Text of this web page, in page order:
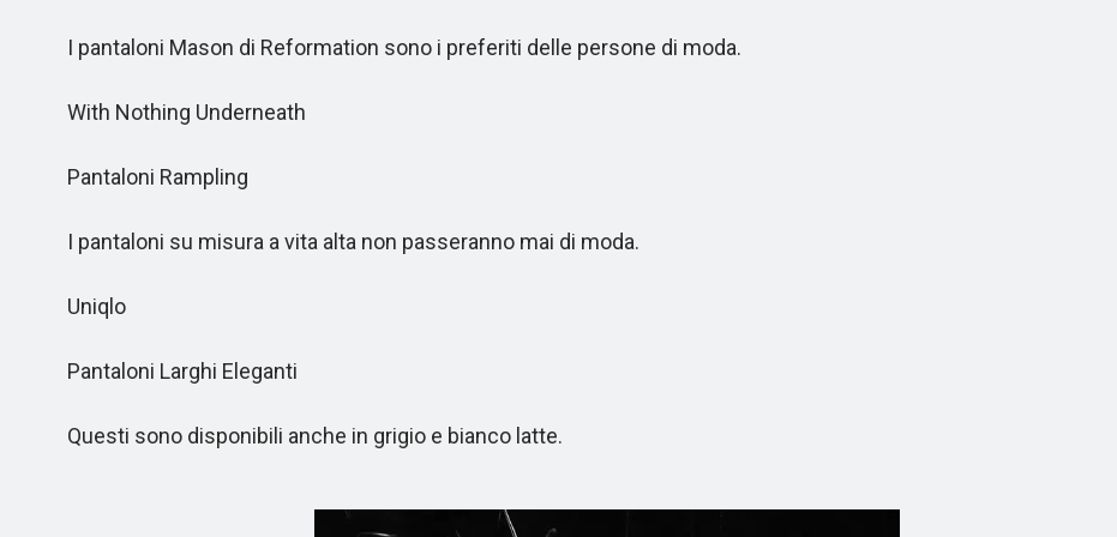
I pantaloni Mason di Reformation sono i preferiti delle persone di moda.
With Nothing Underneath
Pantaloni Rampling
I pantaloni su misura a vita alta non passeranno mai di moda.
Uniqlo
Pantaloni Larghi Eleganti
Questi sono disponibili anche in grigio e bianco latte.